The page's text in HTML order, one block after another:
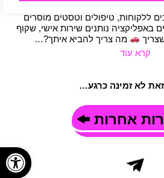
ללקוחות, טיפולים וטסטים מוסרים
באפליקציה נותנים שירות אישי, שקוף
מה צריך להביא איתך?…
קרא עוד
לא זמינה כרגע…
אחרות